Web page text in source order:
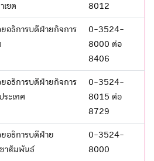
เขต
8012
อธิการบดีฝ่ายกิจการ
0-3524-
8000 ต่อ
8406
อธิการบดีฝ่ายกิจการ
ระเทศ
0-3524-
8015 ต่อ
8729
อธิการบดีฝ่าย
าสัมพันธ์
0-3524-
8000